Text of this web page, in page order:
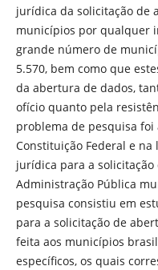
jurídica da solicitação de
municípios por qualquer
grande número de
5.570, bem como que
da abertura de dados,
ofício quanto pela
problema de pesquisa foi
Constituição Federal e na
jurídica para a
Administração Pública
pesquisa consistiu em
para a solicitação de
feita aos municípios
específicos, os quais